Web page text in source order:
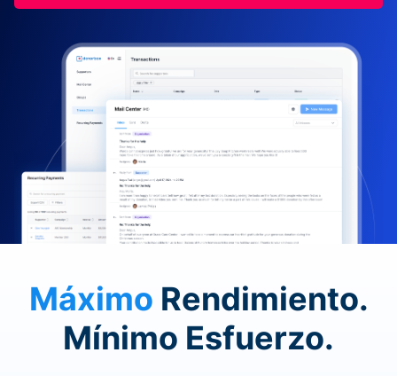
Máximo Rendimiento.
Mínimo Esfuerzo.